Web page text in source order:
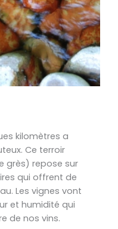
kilomètres a
Ce terroir
grès) repose sur
qui offrent de
Les vignes vont
et humidité qui
de nos vins.